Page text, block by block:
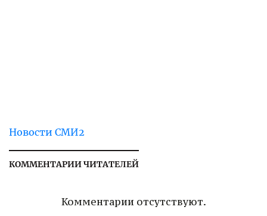
Новости СМИ2
КОММЕНТАРИИ ЧИТАТЕЛЕЙ
Комментарии отсутствуют.